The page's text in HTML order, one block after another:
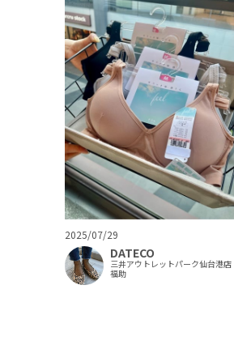
2025/07/29
DATECO
三井アウトレットパーク仙台港店
福助